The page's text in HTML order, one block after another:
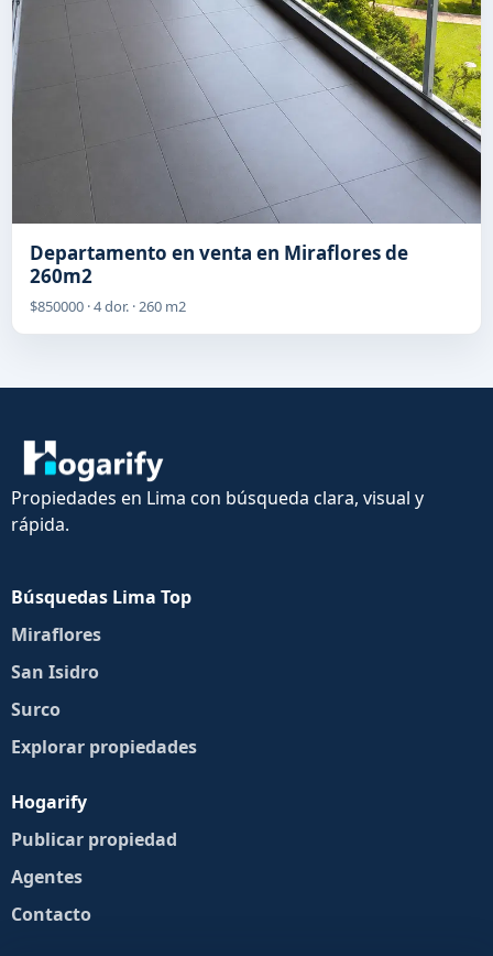
Departamento en venta en Miraflores de
260m2
$850000 · 4 dor. · 260 m2
Propiedades en Lima con búsqueda clara, visual y
rápida.
Búsquedas Lima Top
Miraflores
San Isidro
Surco
Explorar propiedades
Hogarify
Publicar propiedad
Agentes
Contacto